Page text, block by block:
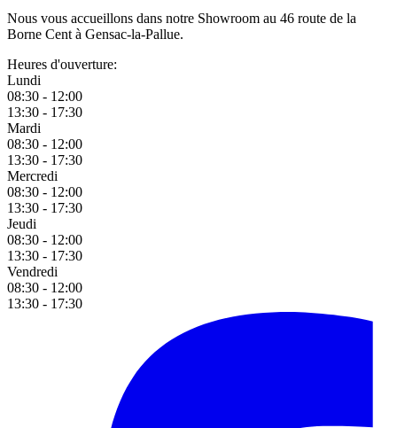
Nous vous accueillons dans notre Showroom au 46 route de la
Borne Cent à Gensac-la-Pallue.
Heures d'ouverture:
Lundi
08:30 - 12:00
13:30 - 17:30
Mardi
08:30 - 12:00
13:30 - 17:30
Mercredi
08:30 - 12:00
13:30 - 17:30
Jeudi
08:30 - 12:00
13:30 - 17:30
Vendredi
08:30 - 12:00
13:30 - 17:30